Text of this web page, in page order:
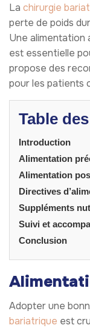
La chirurgie
perte de poids
Une alimentation
est essentielle
propose des
pour les patients
Table
Introduction
Alimentation
Alimentation
Directives
Suppléments
Suivi et
Conclusion
Adopter une
bariatrique est